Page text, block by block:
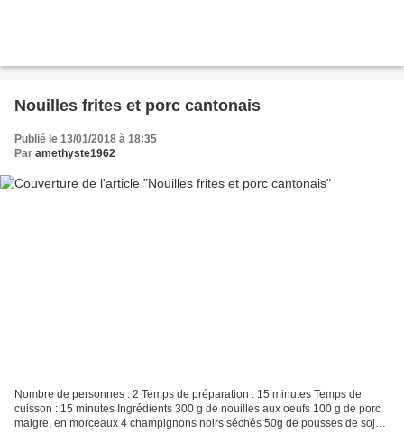
Nouilles frites et porc cantonais
Publié le 13/01/2018 à 18:35
Par amethyste1962
Nombre de personnes : 2 Temps de préparation : 15 minutes Temps de
cuisson : 15 minutes Ingrédients 300 g de nouilles aux oeufs 100 g de porc
maigre, en morceaux 4 champignons noirs séchés 50g de pousses de soja